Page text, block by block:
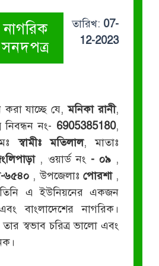
নাগরিক
সনদপত্র
তারিখ: 07-
12-2023
করা যাচ্ছে যে,মনিকা রানী,
নং- 6905385180,
স্বামীঃ মতিলাল, মাতাঃ
, ওয়ার্ড নং - ০৯ ,
৬৫৪০ , উপজেলাঃ পোরশা ,
এ ইউনিয়নের একজন
বাংলাদেশের নাগরিক।
স্বভাব চরিত্র ভালো এবং